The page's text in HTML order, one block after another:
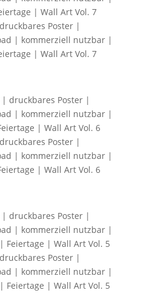
Poster |
| kommerziell nutzbar |
| Wall Art Vol. 7
Poster |
| kommerziell nutzbar |
| Wall Art Vol. 6
Poster |
| kommerziell nutzbar |
Feiertage | Wall Art Vol. 5